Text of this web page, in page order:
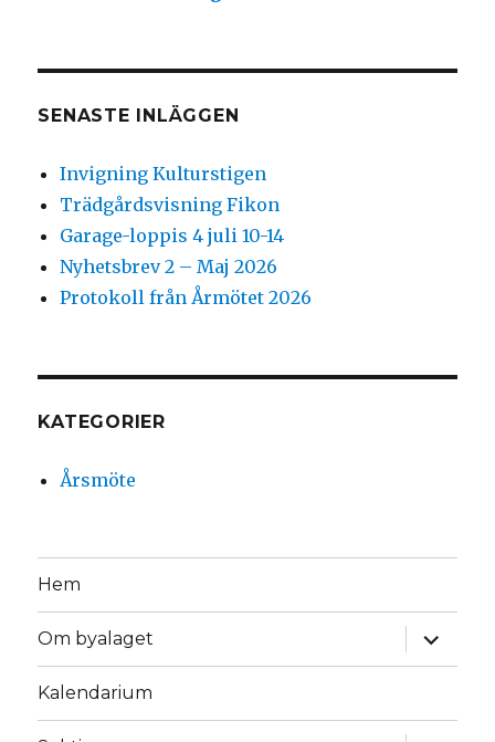
SENASTE INLÄGGEN
Invigning Kulturstigen
Trädgårdsvisning Fikon
Garage-loppis 4 juli 10-14
Nyhetsbrev 2 – Maj 2026
Protokoll från Årmötet 2026
KATEGORIER
Årsmöte
Hem
Om byalaget
Kalendarium